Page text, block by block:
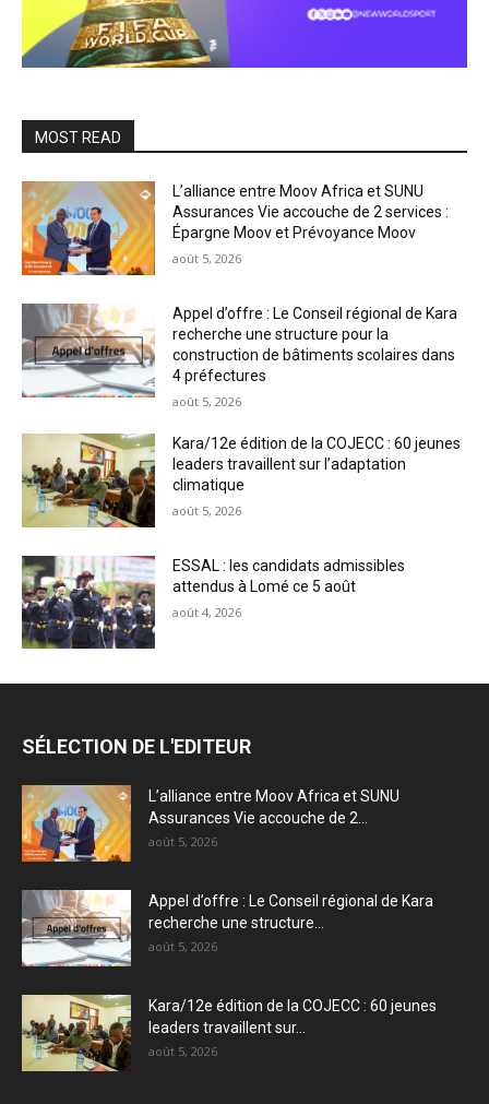
MOST READ
L’alliance entre Moov Africa et SUNU
Assurances Vie accouche de 2 services :
Épargne Moov et Prévoyance Moov
août 5, 2026
Appel d’offre : Le Conseil régional de Kara
recherche une structure pour la
construction de bâtiments scolaires dans
4 préfectures
août 5, 2026
Kara/12e édition de la COJECC : 60 jeunes
leaders travaillent sur l’adaptation
climatique
août 5, 2026
ESSAL : les candidats admissibles
attendus à Lomé ce 5 août
août 4, 2026
SÉLECTION DE L'EDITEUR
L’alliance entre Moov Africa et SUNU
Assurances Vie accouche de 2...
août 5, 2026
Appel d’offre : Le Conseil régional de Kara
recherche une structure...
août 5, 2026
Kara/12e édition de la COJECC : 60 jeunes
leaders travaillent sur...
août 5, 2026